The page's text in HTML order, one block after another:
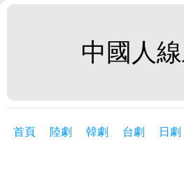
中國人
首頁 陸劇 韓劇 台劇 日劇